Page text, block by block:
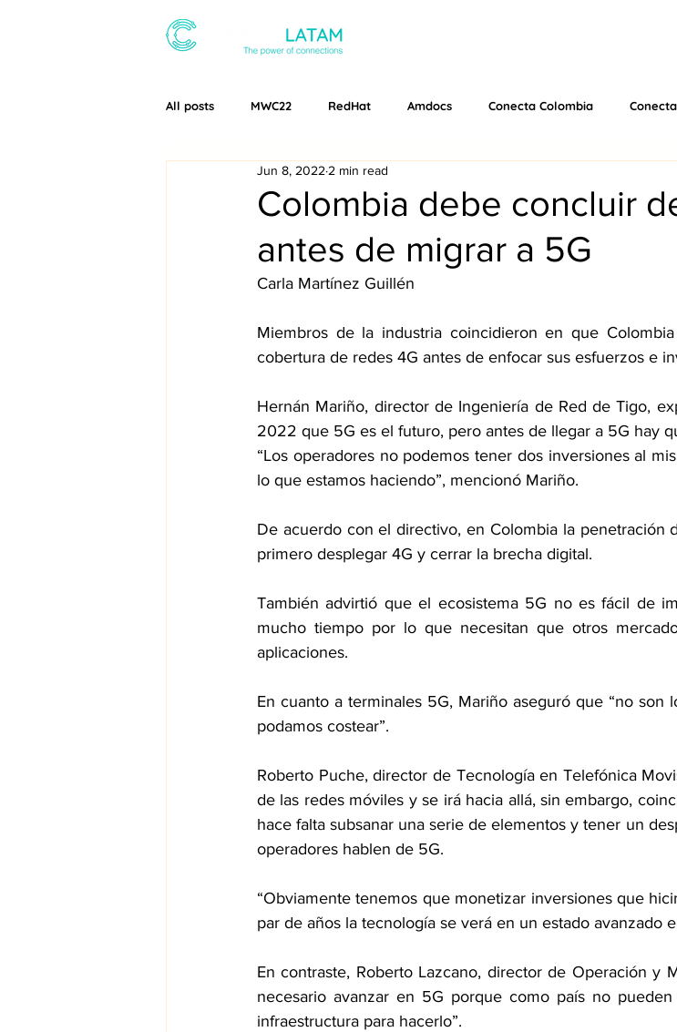
All posts MWC22 RedHat Amdocs Conecta Colombia
Conecta Latam MWC24
Colombia debe concluir
antes de migrar a 5G
Jun 8, 2022 2 min read
Carla Martínez Guillén
Miembros de la industria coincidieron en que
cobertura de redes 4G antes de enfocar sus esfuerzos e
Hernán Mariño, director de Ingeniería de Red de Tigo,
2022 que 5G es el futuro, pero antes de llegar a 5G hay
“Los operadores no podemos tener dos inversiones al
lo que estamos haciendo”, mencionó Mariño.
De acuerdo con el directivo, en Colombia la penetración
primero desplegar 4G y cerrar la brecha digital.
También advirtió que el ecosistema 5G no es fácil de
mucho tiempo por lo que necesitan que otros
aplicaciones.
En cuanto a terminales 5G, Mariño aseguró que “no son
podamos costear”.
Roberto Puche, director de Tecnología en Telefónica
de las redes móviles y se irá hacia allá, sin embargo,
hace falta subsanar una serie de elementos y tener un
operadores hablen de 5G.
“Obviamente tenemos que monetizar inversiones que
par de años la tecnología se verá en un estado avanzado
En contraste, Roberto Lazcano, director de Operación y
necesario avanzar en 5G porque como país no
infraestructura para hacerlo”.